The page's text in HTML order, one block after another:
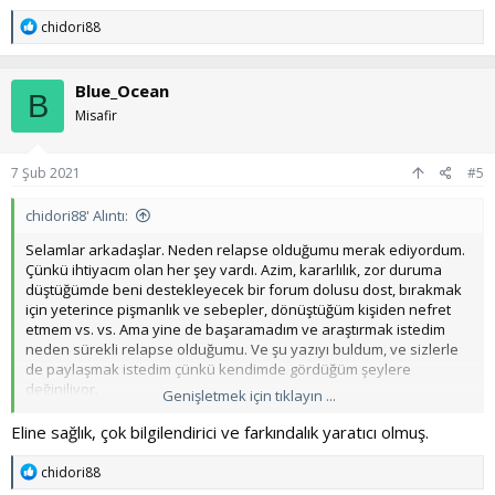
T
p
k
i
l
e
:
chidori88
B Blue_Ocean
Misafir
7 Şub 2021 #5
chidori88' Alıntı:
Selamlar arkadaşlar. Neden relapse olduğumu merak ediyordum.
Çünkü ihtiyacım olan her şey vardı. Azim, kararlılık, zor duruma
düştüğümde beni destekleyecek bir forum dolusu dost, bırakmak
için yeterince pişmanlık ve sebepler, dönüştüğüm kişiden nefret
etmem vs. vs. Ama yine de başaramadım ve araştırmak istedim
neden sürekli relapse olduğumu. Ve şu yazıyı buldum, ve sizlerle
de paylaşmak istedim çünkü kendimde gördüğüm şeylere
değiniliyor.
Ziyaretçiler için gizlenmiş link, görmek için üye
olunuz.Giriş yapın veya üye olun.
Genişletmek için tıklayın ...
Eline sağlık, çok bilgilendirici ve farkındalık yaratıcı olmuş.
T
chidori88